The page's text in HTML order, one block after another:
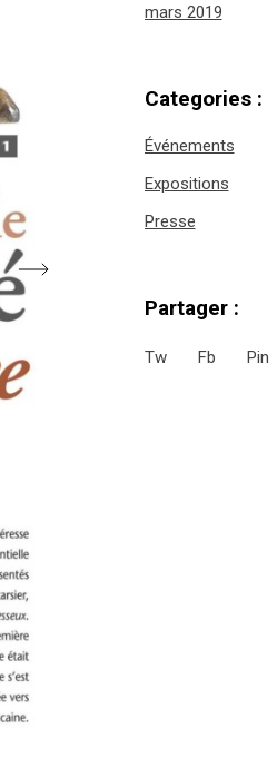
mars 2019
Categories :
Événements
Expositions
Presse
Partager :
Tw Fb Pin